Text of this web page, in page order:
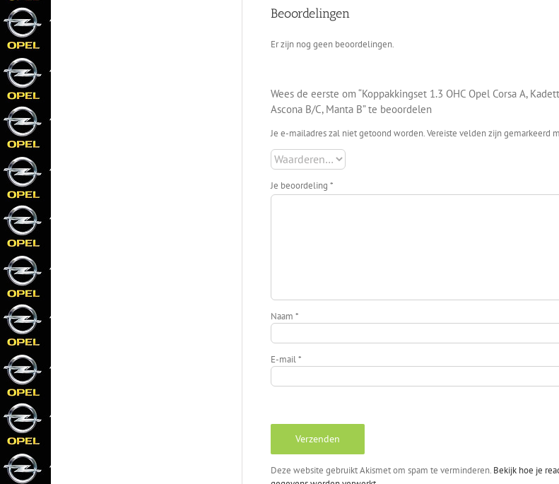
Beoordelingen
Er zijn nog geen beoordelingen.
Wees de eerste om “Koppakkingset 1.3 OHC Opel Corsa A,
Ascona B/C, Manta B” te beoordelen
Je e-mailadres zal niet getoond worden.Vereiste velden zijn gemarkeerd
Je beoordeling *
Naam *
E-mail*
Deze website gebruikt Akismet om spam te verminderen. Bekijk hoe je